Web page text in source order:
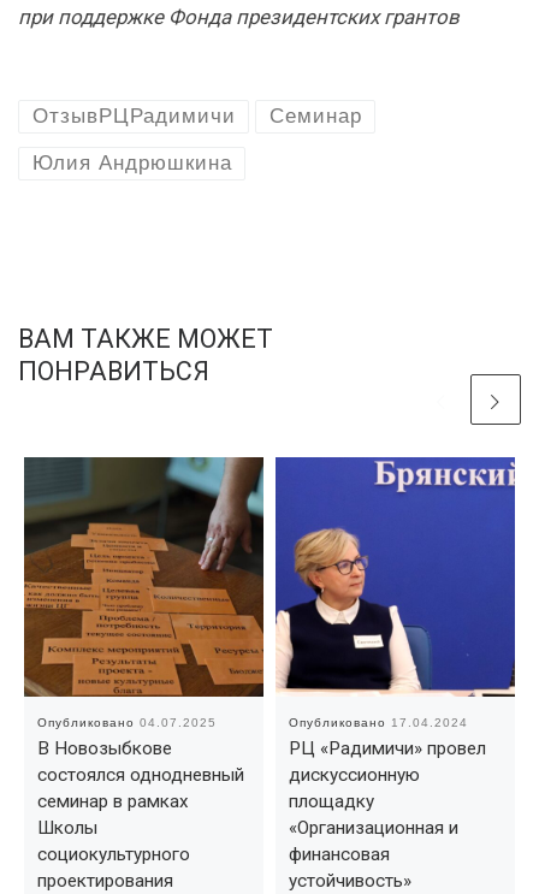
при поддержке Фонда президентских грантов
ОтзывРЦРадимичи Семинар
Юлия Андрюшкина
ВАМ ТАКЖЕ МОЖЕТ
ПОНРАВИТЬСЯ
Опубликовано 04.07.2025
В Новозыбкове
состоялся однодневный
семинар в рамках
Школы
социокультурного
проектирования
Опубликовано 17.04.2024
РЦ «Радимичи» провел
дискуссионную
площадку
«Организационная и
финансовая
устойчивость»